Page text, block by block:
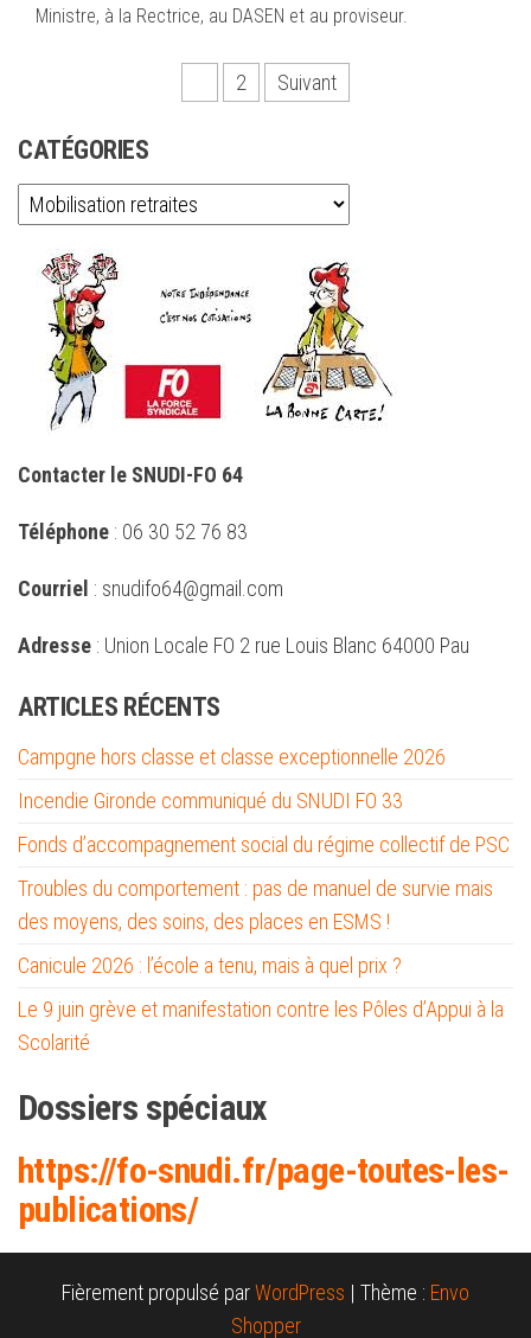
Ministre, à la Rectrice, au DASEN et au proviseur.
publications
2 Suivant
CATÉGORIES
Catégories
Contacter le SNUDI-FO 64
Téléphone : 06 30 52 76 83
Courriel : snudifo64@gmail.com
Adresse : Union Locale FO 2 rue Louis Blanc 64000 Pau
ARTICLES RÉCENTS
Campgne hors classe et classe exceptionnelle 2026
Incendie Gironde communiqué du SNUDI FO 33
Fonds d’accompagnement social du régime collectif de PSC
Troubles du comportement : pas de manuel de survie mais
des moyens, des soins, des places en ESMS !
Canicule 2026 : l’école a tenu, mais à quel prix ?
Le 9 juin grève et manifestation contre les Pôles d’Appui à la
Scolarité
Dossiers spéciaux
https://fo-snudi.fr/page-toutes-les-
publications/
Fièrement propulsé parWordPress | Thème : Envo
Shopper